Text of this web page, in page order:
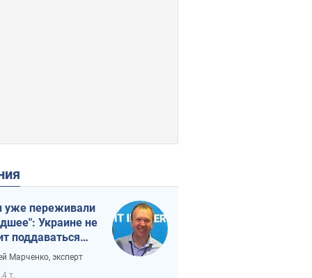
переживали
Украине не
поддаваться
из-за
Марченко, эксперт
т.